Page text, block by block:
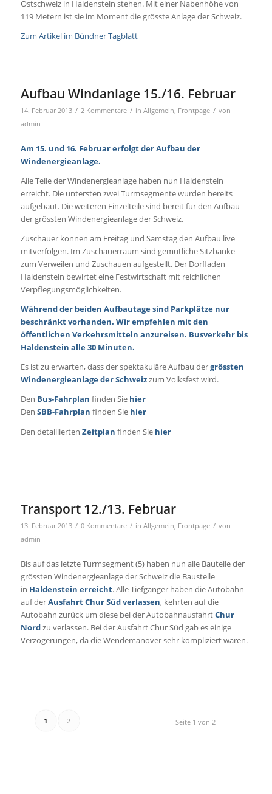
Ostschweiz in Haldenstein stehen. Mit einer Nabenhöhe von
119 Metern ist sie im Moment die grösste Anlage der Schweiz.
Zum Artikel im Bündner Tagblatt
Aufbau Windanlage 15./16. Februar
14. Februar 2013 / 2 Kommentare / in Allgemein, Frontpage / von
admin
Am 15. und 16. Februar erfolgt der Aufbau der
Windenergieanlage.
Alle Teile der Windenergieanlage haben nun Haldenstein
erreicht. Die untersten zwei Turmsegmente wurden bereits
aufgebaut. Die weiteren Einzelteile sind bereit für den Aufbau
der grössten Windenergieanlage der Schweiz.
Zuschauer können am Freitag und Samstag den Aufbau live
mitverfolgen. Im Zuschauerraum sind gemütliche Sitzbänke
zum Verweilen und Zuschauen aufgestellt. Der Dorfladen
Haldenstein bewirtet eine Festwirtschaft mit reichlichen
Verpflegungsmöglichkeiten.
Während der beiden Aufbautage sind Parkplätze nur
beschränkt vorhanden. Wir empfehlen mit den
öffentlichen Verkehrsmitteln anzureisen. Busverkehr bis
Haldenstein alle 30 Minuten.
Es ist zu erwarten, dass der spektakuläre Aufbau dergrössten
Windenergieanlage der Schweizzum Volksfest wird.
Den Bus-Fahrplan finden Sie hier
Den SBB-Fahrplan finden Sie hier
Den detaillierten Zeitplan finden Sie hier
Transport 12./13. Februar
13. Februar 2013 / 0 Kommentare / in Allgemein Frontpage / von
admin
Bis auf das letzte Turmsegment (5) haben nun alle Bauteile der
grössten Windenergieanlage der Schweiz die Baustelle
in Haldenstein erreicht. Alle Tiefgänger haben die Autobahn
auf derAusfahrt Chur Süd verlassen, kehrten auf die
Autobahn zurück um diese bei der AutobahnausfahrtChur
Nordzu verlassen. Bei der Ausfahrt Chur Süd gab es einige
Verzögerungen, da die Wendemanöver sehr kompliziert waren.
Seite 1 von 2
1 2